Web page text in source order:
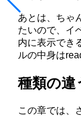
あとは、ちゃ
たいので、イ
内に表示でき
ルの中身は
種類の違
この章では、